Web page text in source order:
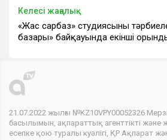
Келесі жаңалық
«Жас сарбаз» студиясының
базары» байқауында екінші
21.07.2022 жылғы №KZ10VPY00052326
басылымын, ақпараттық агенттікті және
есепке қою туралы куәлігі, ҚР Ақпарат